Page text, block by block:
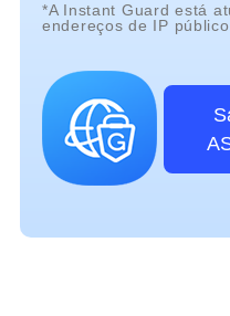
*A Instant Guard está
endereços de IP